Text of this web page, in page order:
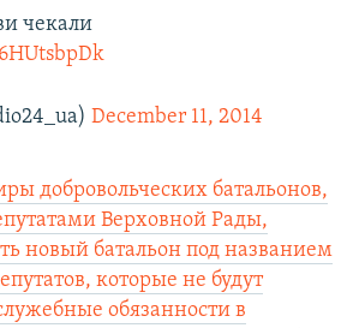
чекали
December 11, 2014
добровольческих батальонов,
Верховной Рады,
новый батальон под названием
которые не будут
обязанности в